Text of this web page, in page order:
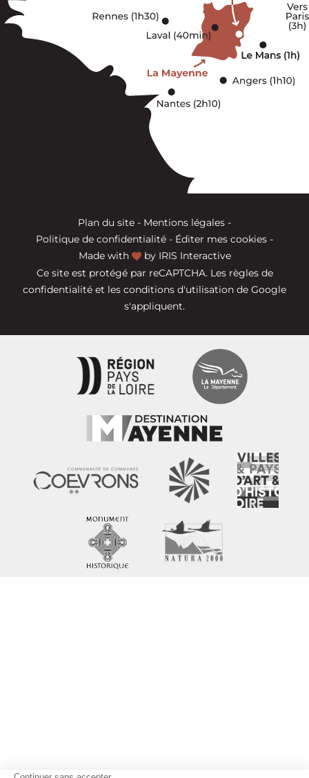
Plan du site - Mentions légales -
Politique de confidentialité - Éditer mes cookies -
Made with
by IRIS Interactive
Ce site est protégé par reCAPTCHA. Les règles de
confidentialité et les conditions d'utilisation de Google
s'appliquent.